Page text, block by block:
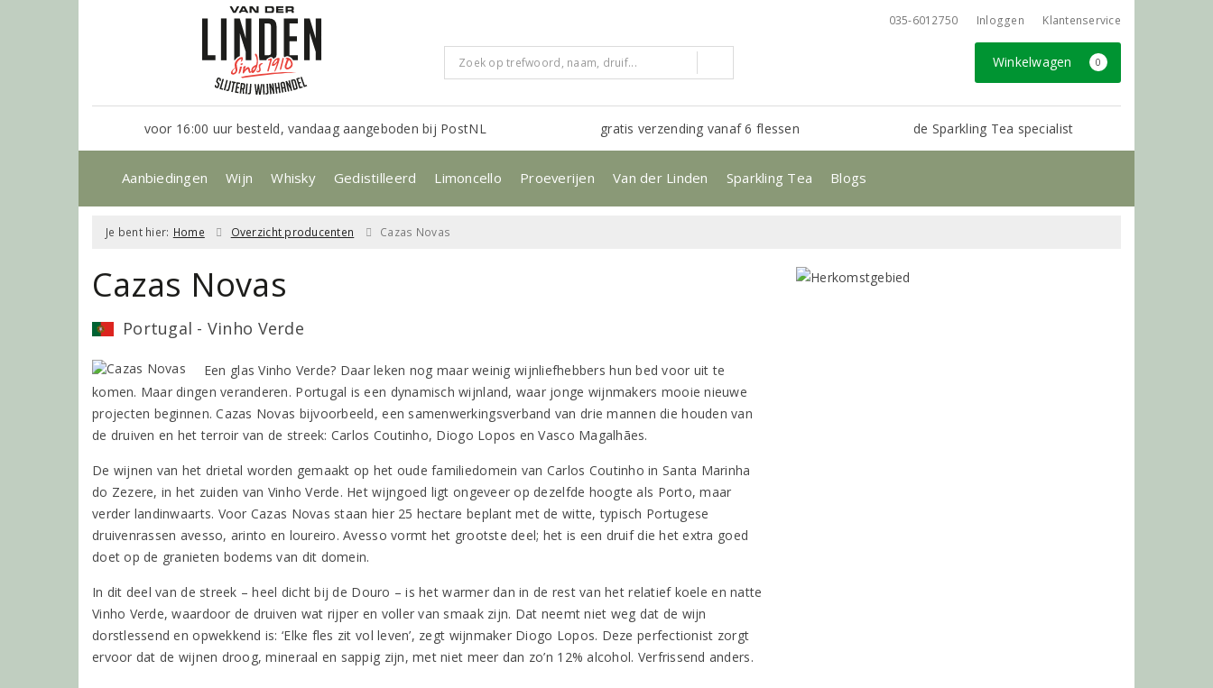
035-6012750 Inloggen Klantenservice
Winkelwagen 0
voor 16:00 uur besteld, vandaag aangeboden bij PostNL gratis verzending vanaf 6 flessen de Sparkling Tea specialist
Aanbiedingen Wijn Whisky Gedistilleerd Limoncello Proeverijen Van der Linden Sparkling Tea Blogs
Je bent hier: Home Overzicht producenten Cazas Novas
Cazas Novas
Portugal - Vinho Verde
Een glas Vinho Verde? Daar leken nog maar weinig wijnliefhebbers hun bed voor uit te
komen. Maar dingen veranderen. Portugal is een dynamisch wijnland, waar jonge wijnmakers mooie nieuwe
projecten beginnen. Cazas Novas bijvoorbeeld, een samenwerkingsverband van drie mannen die houden van
de druiven en het terroir van de streek: Carlos Coutinho, Diogo Lopos en Vasco Magalhães.
De wijnen van het drietal worden gemaakt op het oude familiedomein van Carlos Coutinho in Santa Marinha
do Zezere, in het zuiden van Vinho Verde. Het wijngoed ligt ongeveer op dezelfde hoogte als Porto, maar
verder landinwaarts. Voor Cazas Novas staan hier 25 hectare beplant met de witte, typisch Portugese
druivenrassen avesso, arinto en loureiro. Avesso vormt het grootste deel; het is een druif die het extra goed
doet op de granieten bodems van dit domein.
In dit deel van de streek – heel dicht bij de Douro – is het warmer dan in de rest van het relatief koele en natte
Vinho Verde, waardoor de druiven wat rijper en voller van smaak zijn. Dat neemt niet weg dat de wijn
dorstlessend en opwekkend is: ‘Elke fles zit vol leven’, zegt wijnmaker Diogo Lopos. Deze perfectionist zorgt
ervoor dat de wijnen droog, mineraal en sappig zijn, met niet meer dan zo’n 12% alcohol. Verfrissend anders.